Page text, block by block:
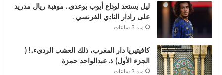
ليل يستعد لوداع أيوب بوعدي.. موهبة ريال مدريد
على رادار النادي الفرنسي .
منذ 3 ساعات
كافيتيريا دار المغرب، ذلك العشب الرديء..! (
الجزء الأول) ذ. عبدالواحد حمزة
منذ 3 ساعات